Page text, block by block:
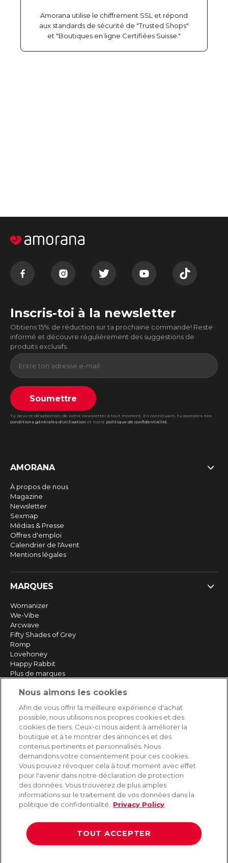
Amorana utilise le chiffrement SSL et répond
aux standards de sécurité de "Trusted Shops"
et "Boutiques en ligne Certifiées Suisse."
Inscris-toi à la newsletter
Obtiens 15% de réduction sur ta prochaine commande! Reste
informé et découvre régulièrement des suggestions de
produits exclusifs.
Soumettre
Tu peux te désabonner de notre newsletter à tout moment. En continuant, tu acceptes nos
conditions générales d'utilisation et notre politique de confidentialité.
AMORANA
À propos de nous
Magazine
Newsletter
Sexmap
Médias & Presse
Offres d'emploi
Calendrier de l'Avent
Mentions légales
MARQUES
Womanizer
We-Vibe
Arcwave
Fifty Shades of Grey
Romp
Lovehoney
Happy Rabbit
Plus de marques
SERVICE
Livraison rapide et gratuite
Retours & remboursements
Paiement sécurisé
AIDE
Contact
Livraison et expédition
Foire aux questions
Protection des données
Nous aimons les cookies
Afin de vous offrir la meilleure expérience d'achat
possible, nous utilisons nos propres cookies et des
cookies de tiers. Ceux-ci nous aident à améliorer la
boutique et à te montrer des annonces et des
contenus pertinents et personnalisés. Nous
demandons votre consentement pour ces cookies.
Vous pouvez révoquer cela à tout moment avec effet
pour l'avenir dans notre déclaration de protection
des données. Vous trouverez de plus amples
informations sur le traitement de vos données dans la
politique de confidentialité.
Privacy Policy
TOUT ACCEPTER